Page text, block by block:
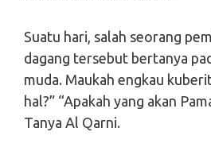
Suatu hari, salah seorang
dagang tersebut bertanya
muda. Maukah engkau
hal?” “Apakah yang akan
Tanya Al Qarni.